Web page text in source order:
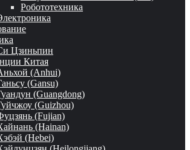
Робототехника
Цзиньпин
Китая
(Anhui)
(Gansu)
(Guangdong)
(Guizhou)
(Fujian)
(Hainan)
(Hebei)